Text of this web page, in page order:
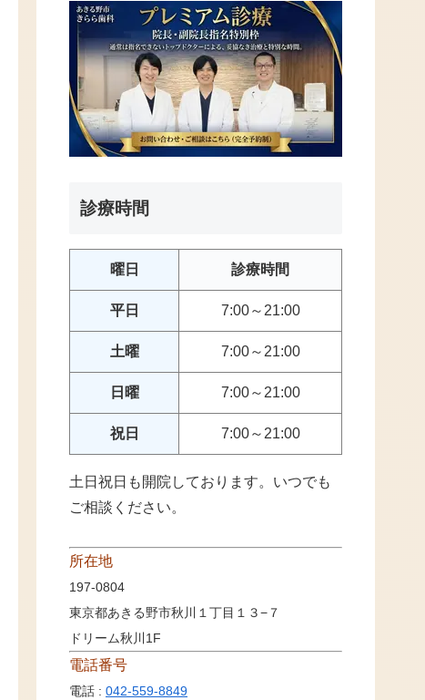
診療時間
曜日 診療時間
平日 7:00～21:00
土曜 7:00～21:00
日曜 7:00～21:00
祝日 7:00～21:00
土日祝日も開院しております。いつでも
ご相談ください。
所在地
197-0804
東京都あきる野市秋川１丁目１３−７
ドリーム秋川1F
電話番号
電話 : 042-559-8849